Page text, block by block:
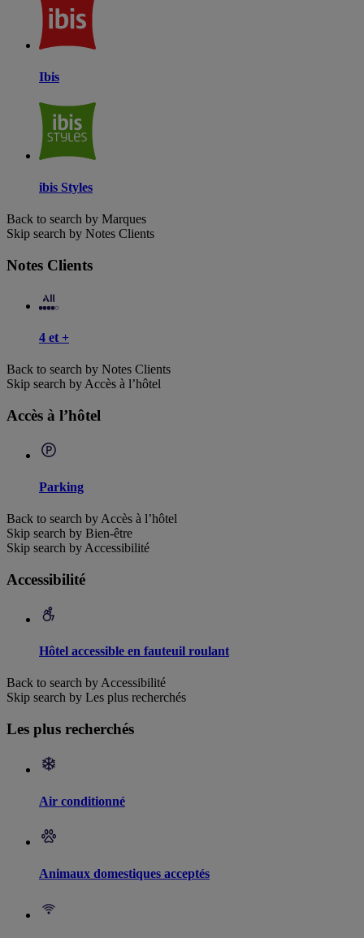
Ibis
ibis Styles
Back to search by Marques
Skip search by Notes Clients
Notes Clients
4 et +
Back to search by Notes Clients
Skip search by Accès à l’hôtel
Accès à l’hôtel
Parking
Back to search by Accès à l’hôtel
Skip search by Bien-être
Skip search by Accessibilité
Accessibilité
Hôtel accessible en fauteuil roulant
Back to search by Accessibilité
Skip search by Les plus recherchés
Les plus recherchés
Air conditionné
Animaux domestiques acceptés